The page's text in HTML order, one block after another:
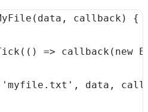
( data , callback )
{
( ( ) => callback ( new
'myfile.txt' , data ,